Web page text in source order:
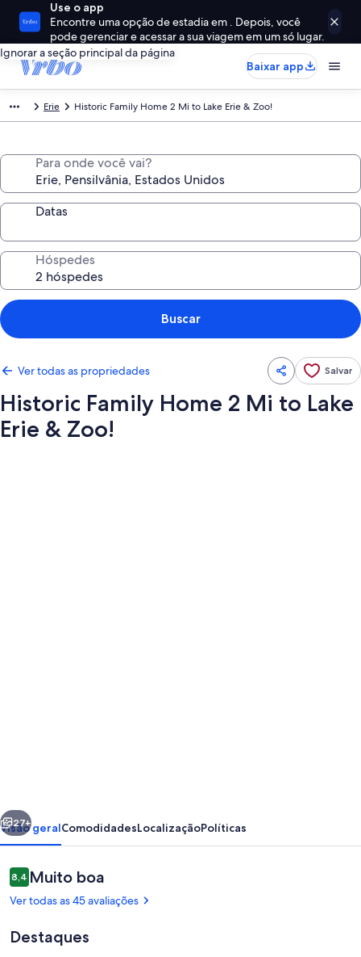
Use o app
Encontre uma opção de estadia em . Depois, você
pode gerenciar e acessar a sua viagem em um só lugar.
Ignorar a seção principal da página
Baixar app
Erie Historic Family Home 2 Mi to Lake Erie & Zoo!
Para onde você vai?
Datas
Hóspedes
Buscar
Ver todas as propriedades Salvar
Historic Family Home 2 Mi to Lake
Erie & Zoo!
Mi
to
Lake
Erie
Zoo!
Próximo
27+
Visão geralComodidadesLocalizaçãoPolíticas
Avaliações
8,48,4 de 10
Muito boa
Ver todas as 45 avaliações
Destaques